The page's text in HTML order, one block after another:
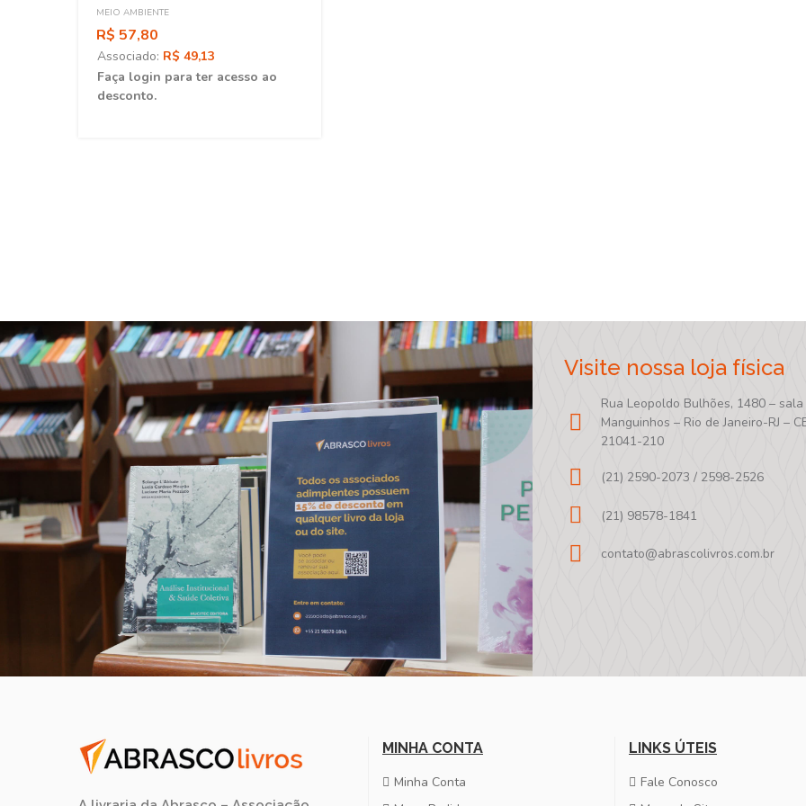
MEIO AMBIENTE
R$ 57,80
Associado: R$ 49,13
Faça login para ter acesso ao
desconto.
Visite nossa loja física
Rua Leopoldo Bulhões, 1480 – sala
Manguinhos – Rio de Janeiro-RJ –
21041-210
(21) 2590-2073 / 2598-2526
(21) 98578-1841
contato@abrascolivros.com.br
MINHA CONTA
Minha Conta
LINKS ÚTEIS
Fale Conosco